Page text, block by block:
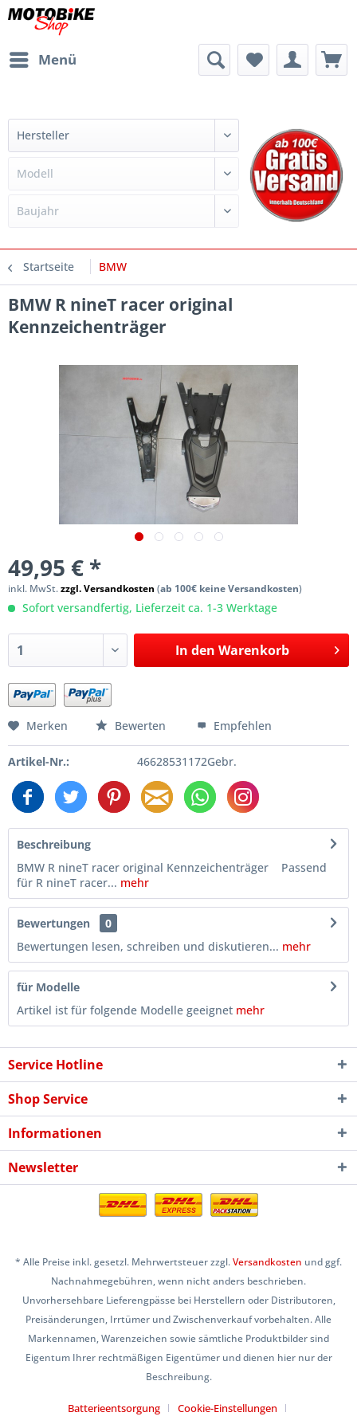
Menü
Startseite BMW
BMW R nineT racer original
Kennzeichenträger
49,95 € *
inkl. MwSt.zzgl. Versandkosten (ab 100€ keine Versandkosten)
Sofort versandfertig, Lieferzeit ca. 1-3 Werktage
In den Warenkorb
Merken Bewerten Empfehlen
Artikel-Nr.: 46628531172Gebr.
Beschreibung
BMW R nineT racer original Kennzeichenträger Passend
für R nineT racer... mehr
Bewertungen
0
Bewertungen lesen, schreiben und diskutieren... mehr
für Modelle
Artikel ist für folgende Modelle geeignet mehr
Service Hotline
Shop Service
Informationen
Newsletter
* Alle Preise inkl. gesetzl. Mehrwertsteuer zzgl.Versandkosten und ggf.
Nachnahmegebühren, wenn nicht anders beschrieben.
Unvorhersehbare Lieferengpässe bei Herstellern oder Distributoren,
Preisänderungen, Irrtümer und Zwischenverkauf vorbehalten. Alle
Markennamen, Warenzeichen sowie sämtliche Produktbilder sind
Eigentum Ihrer rechtmäßigen Eigentümer und dienen hier nur der
Beschreibung.
Batterieentsorgung Cookie-Einstellungen